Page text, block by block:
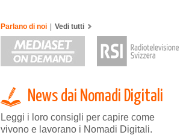
Parlano di noi | Vedi tutti
News dai Nomadi Digitali
Leggi i loro consigli per capire come
vivono e lavorano i Nomadi Digitali.